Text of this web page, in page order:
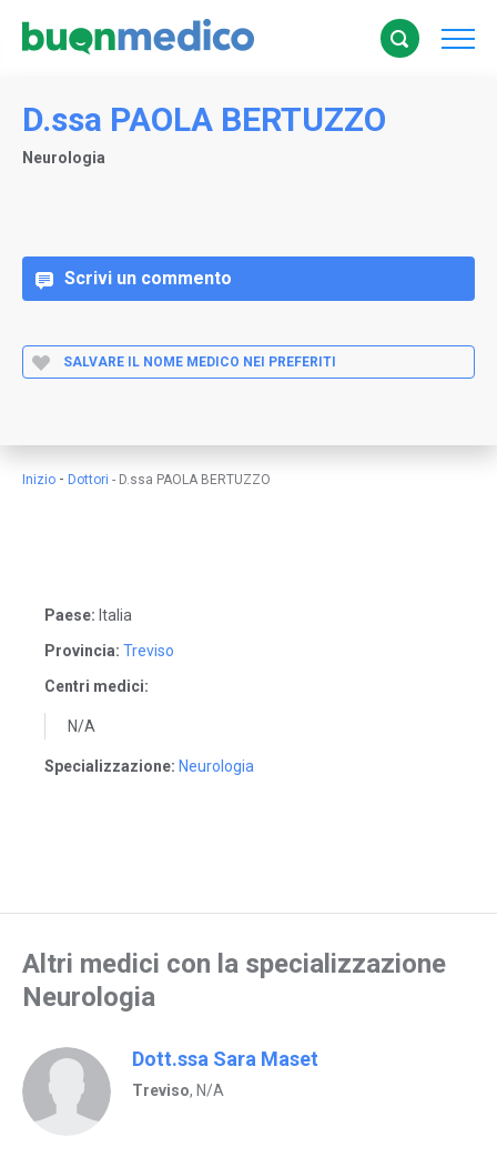
D.ssa PAOLA BERTUZZO
Neurologia
Scrivi un commento
SALVARE IL NOME MEDICO NEI PREFERITI
Inizio - Dottori - D.ssa PAOLA BERTUZZO
Paese: Italia
Provincia: Treviso
Centri medici:
N/A
Specializzazione: Neurologia
Altri medici con la specializzazione
Neurologia
Dott.ssa Sara Maset
Treviso, N/A